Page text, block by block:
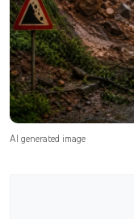
AI generated image